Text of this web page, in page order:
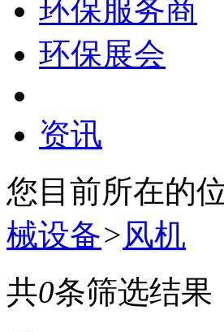
环保服务商
环保展会
资讯
您目前所在的
械设备>风机
共0条筛选结果